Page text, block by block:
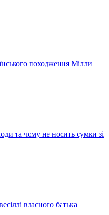
походження Мілли
та чому не носить сумки зі
власного батька